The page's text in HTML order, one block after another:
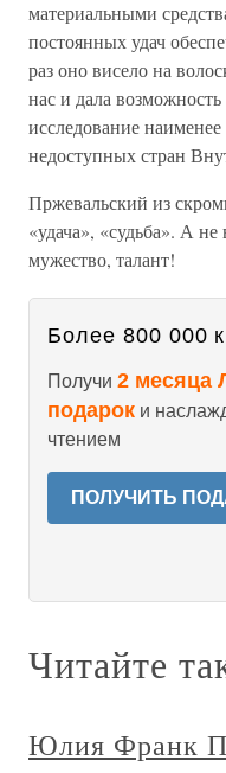
материальными
постоянных удач
раз оно висело на
нас и дала
исследование
недоступных стран
Пржевальский из
«удача», «судьба». А не
мужество, талант!
Более 800 000
Получи 2 месяца
подарок и
чтением
ПОЛУЧИТЬ
Читайте
Юлия Франк